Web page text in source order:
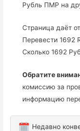
Рубль ПМР на
Страница даёт
Перевести
Сколько 1692
Обратите
комиссию за
информацию
Недавно